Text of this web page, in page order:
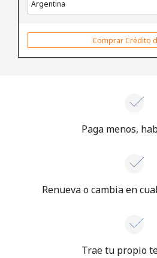
Iniciar
Continuar con
Comprar Crédito
Paga menos,
Renueva o cambia en
Trae tu propio